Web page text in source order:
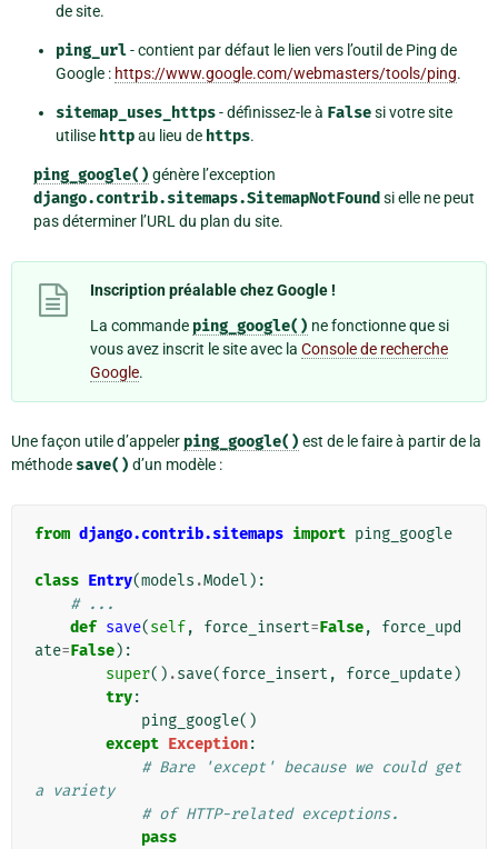
de site.
ping_url - contient par défaut le lien vers l’outil de Ping de
Google : https://www.google.com/webmasters/tools/ping.
sitemap_uses_https- définissez-le à Falsesi votre site
utilise httpau lieu de https.
ping_google() génère l’exception
django.contrib.sitemaps.SitemapNotFoundsi elle ne peut
pas déterminer l’URL du plan du site.
Inscription préalable chez Google !
La commande ping_google() ne fonctionne que si
vous avez inscrit le site avec la Console de recherche
Google.
Une façon utile d’appeler ping_google() est de le faire à partir de la
méthode save() d’un modèle :
from django.contrib.sitemaps import ping_google
class Entry(models .Model ):
# ...
def save(self, force_insert=False,
force_upd
ate=False):
super() .save(force_insert , force_update)
try:
ping_google()
except Exception:
# Bare 'except' because we could get
a variety
# of HTTP-related exceptions.
pass